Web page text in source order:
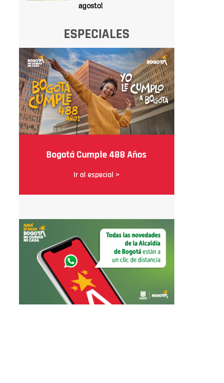
agosto!
ESPECIALES
Bogotá Cumple 488 Años
Ir al especial >